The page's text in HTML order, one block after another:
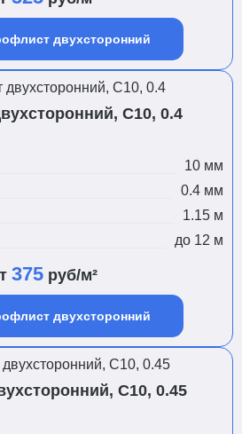
двухсторонний
С10, 0.4
10 мм
0.4 мм
1.15 м
до 12 м
375 руб/м²
двухсторонний
С10, 0.45